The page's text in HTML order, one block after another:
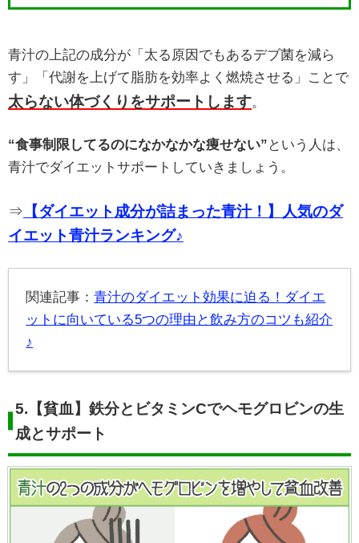
青汁の上記の成分が「太る原因でもあるデブ菌を減ら
す」「代謝を上げて脂肪を効率よく燃焼させる」ことで
太らない体づくりをサポートします。
“食事制限してるのになかなかな痩せない” という人は、
青汁でダイエットサポートしていきましょう。
⇒ 【ダイエット成分が詰まった青汁！】人気のダ
イエット青汁ランキング♪
関連記事：青汁のダイエット効果に迫る！ダイエ
ットに向いている5つの理由と飲み方のコツも紹介
♪
5. 【貧血】鉄分とビタミンCでヘモグロビンの生
成とサポート